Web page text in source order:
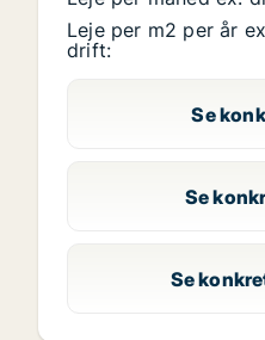
Leje per m2 per år
drift:
Se
Se
Se